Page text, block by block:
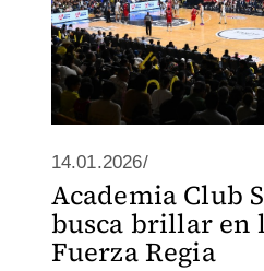
14.01.2026/
Academia Club
busca brillar en
Fuerza Regia